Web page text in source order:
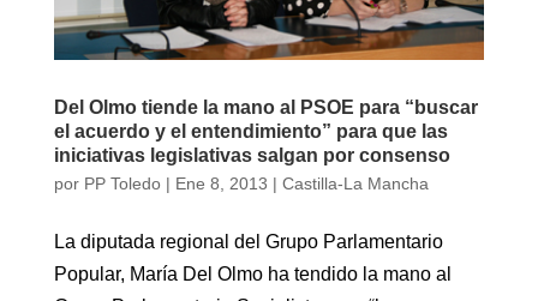
Del Olmo tiende la mano al PSOE para “buscar
el acuerdo y el entendimiento” para que las
iniciativas legislativas salgan por consenso
por PP Toledo| Ene 8, 2013 | Castilla-La Mancha
La diputada regional del Grupo Parlamentario
Popular, María Del Olmo ha tendido la mano al